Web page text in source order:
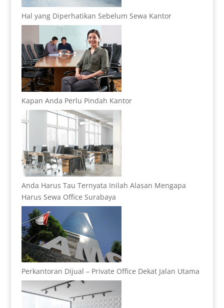
Hal yang Diperhatikan Sebelum Sewa Kantor
Kapan Anda Perlu Pindah Kantor
Anda Harus Tau Ternyata Inilah Alasan Mengapa
Harus Sewa Office Surabaya
Perkantoran Dijual – Private Office Dekat Jalan Utama